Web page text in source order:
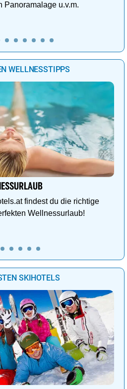
Panoramalage u.v.m.
WELLNESSTIPPS
findest du die richtige
Wellnessurlaub!
SKIHOTELS